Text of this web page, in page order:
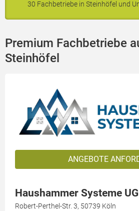
30 Fachbetriebe in Steinhöfel und
Premium Fachbetriebe
Steinhöfel
ANGEBOTE
Haushammer Systeme UG
Robert-Perthel-Str. 3, 50739 Köln